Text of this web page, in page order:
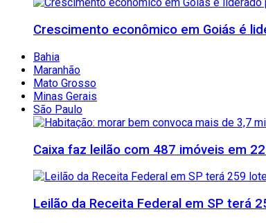
Crescimento econômico em Goiás é
Bahia
Maranhão
Mato Grosso
Minas Gerais
São Paulo
Caixa faz leilão com 487 imóveis em
Leilão da Receita Federal em SP terá